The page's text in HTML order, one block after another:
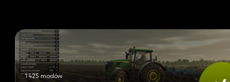
1 425 modów